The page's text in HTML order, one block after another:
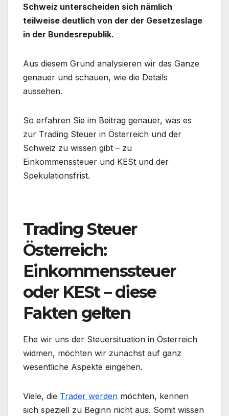
Schweiz unterscheiden sich nämlich
teilweise deutlich von der der Gesetzeslage
in der Bundesrepublik.
Aus diesem Grund analysieren wir das Ganze
genauer und schauen, wie die Details
aussehen.
So erfahren Sie im Beitrag genauer, was es
zur Trading Steuer in Österreich und der
Schweiz zu wissen gibt – zu
Einkommenssteuer und KESt und der
Spekulationsfrist.
Trading Steuer
Österreich:
Einkommenssteuer
oder KESt – diese
Fakten gelten
Ehe wir uns der Steuersituation in Österreich
widmen, möchten wir zunächst auf ganz
wesentliche Aspekte eingehen.
Viele, die Trader werden möchten, kennen
sich speziell zu Beginn nicht aus. Somit wissen